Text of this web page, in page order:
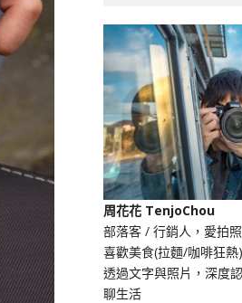
周花花 TenjoChou
部落客 / 行銷人，愛拍
喜歡美食(拉麵/咖啡狂
透過文字與照片，深度
聊生活